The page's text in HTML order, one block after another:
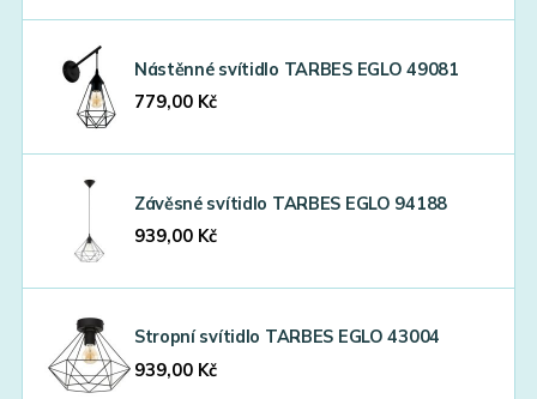
Nástěnné svítidlo TARBES EGLO 49081
779,00 Kč
Závěsné svítidlo TARBES EGLO 94188
939,00 Kč
Stropní svítidlo TARBES EGLO 43004
939,00 Kč